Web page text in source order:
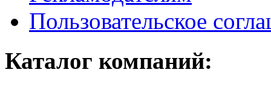
Пользовательское
Каталог компаний: